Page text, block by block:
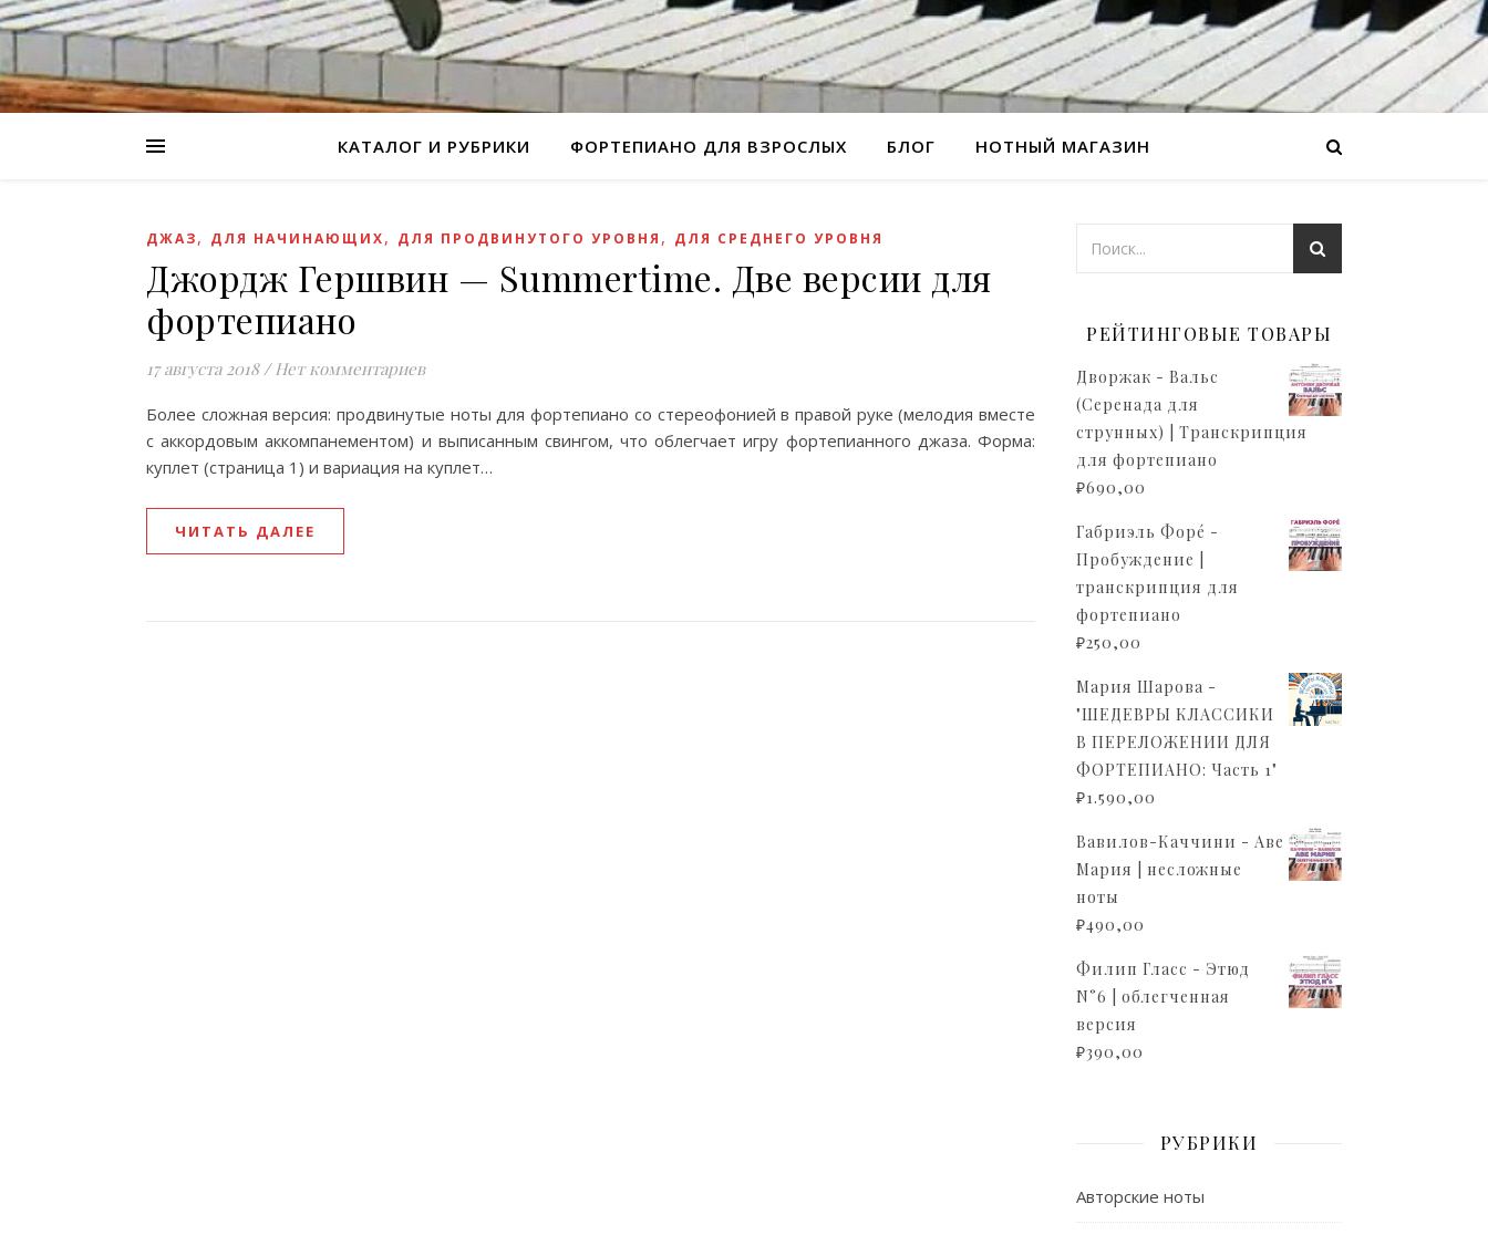
КАТАЛОГ И РУБРИКИ ФОРТЕПИАНО ДЛЯ ВЗРОСЛЫХ БЛОГ НОТНЫЙ МАГАЗИН
ДЖАЗ, ДЛЯ НАЧИНАЮЩИХ, ДЛЯ ПРОДВИНУТОГО УРОВНЯ , ДЛЯ СРЕДНЕГО УРОВНЯ
Джордж Гершвин — Summertime. Две версии для
фортепиано
17 августа 2018 / Нет комментариев
Более сложная версия: продвинутые ноты для фортепиано со стереофонией в правой руке (мелодия вместе
с аккордовым аккомпанементом) и выписанным свингом, что облегчает игру фортепианного джаза. Форма:
куплет (страница 1) и вариация на куплет…
ЧИТАТЬ ДАЛЕЕ
РЕЙТИНГОВЫЕ ТОВАРЫ
Дворжак - Вальс
(Серенада для
струнных) | Транскрипция
для фортепиано
₽690,00
Габриэль Форé -
Пробуждение |
транскрипция для
фортепиано
₽250,00
Мария Шарова -
"ШЕДЕВРЫ КЛАССИКИ
В ПЕРЕЛОЖЕНИИ ДЛЯ
ФОРТЕПИАНО: Часть 1"
₽1.590,00
Вавилов-Каччини - Аве
Мария | несложные
ноты
₽490,00
Филип Гласс - Этюд
N°6 | облегченная
версия
₽390,00
РУБРИКИ
Авторские ноты